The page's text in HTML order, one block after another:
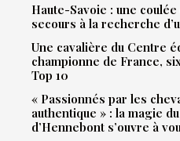
Haute-Savoie : une
secours à la recherche
Une cavalière du Centre
championne de France,
Top 10
« Passionnés par les
authentique » : la magie
d’Hennebont s’ouvre à